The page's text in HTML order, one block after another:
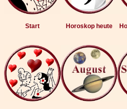
Start Horoskop heute